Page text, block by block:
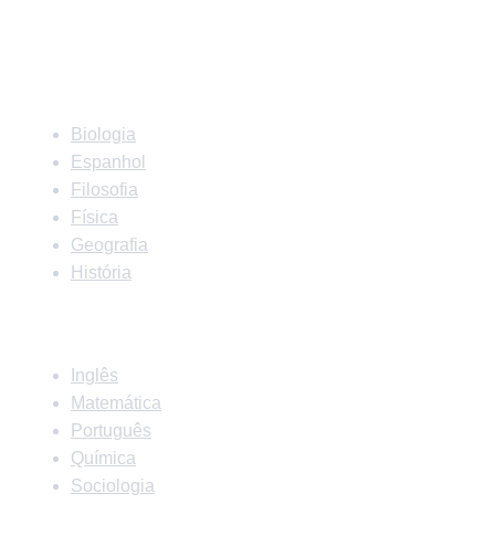
Biologia
Espanhol
Filosofia
Física
Geografia
História
Inglês
Matemática
Português
Química
Sociologia